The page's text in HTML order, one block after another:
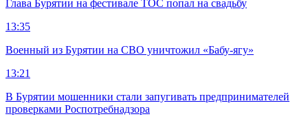
Глава Бурятии на фестивале ТОС попал на свадьбу
13:35
Военный из Бурятии на СВО уничтожил «Бабу-ягу»
13:21
В Бурятии мошенники стали запугивать предпринимателей
проверками Роспотребнадзора